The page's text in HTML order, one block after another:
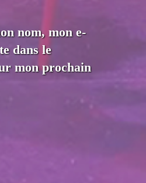
nom, mon e-
dans le
mon prochain